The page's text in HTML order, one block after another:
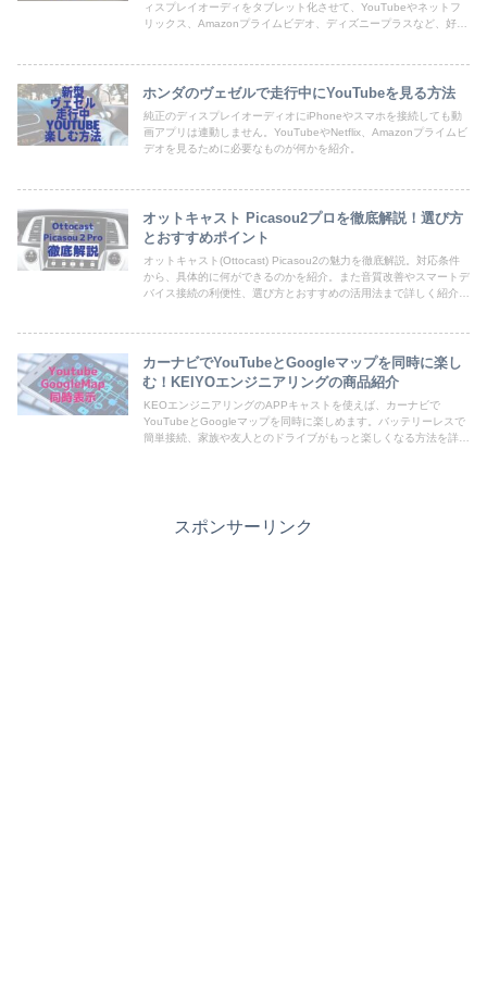
ィスプレイオーディをタブレット化させて、YouTubeやネットフ
リックス、Amazonプライムビデオ、ディズニープラスなど、好き
ホンダのヴェゼルで走行中にYouTubeを見る方法
純正のディスプレイオーディオにiPhoneやスマホを接続しても動
画アプリは連動しません。YouTubeやNetflix、Amazonプライムビ
デオを見るために必要なものが何かを紹介。
オットキャスト Picasou2プロを徹底解説！選び方
とおすすめポイント
オットキャスト(Ottocast) Picasou2の魅力を徹底解説。対応条件
から、具体的に何ができるのかを紹介。また音質改善やスマートデ
バイス接続の利便性、選び方とおすすめの活用法まで詳しく紹介し
カーナビでYouTubeとGoogleマップを同時に楽し
む！KEIYOエンジニアリングの商品紹介
KEOエンジニアリングのAPPキャストを使えば、カーナビで
YouTubeとGoogleマップを同時に楽しめます。バッテリーレスで
簡単接続、家族や友人とのドライブがもっと楽しくなる方法を詳し
スポンサーリンク